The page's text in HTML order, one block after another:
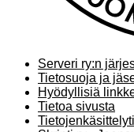
Serveri ry:n
Tietosuoja ja
Hyödyllisiä
Tietoa sivusta